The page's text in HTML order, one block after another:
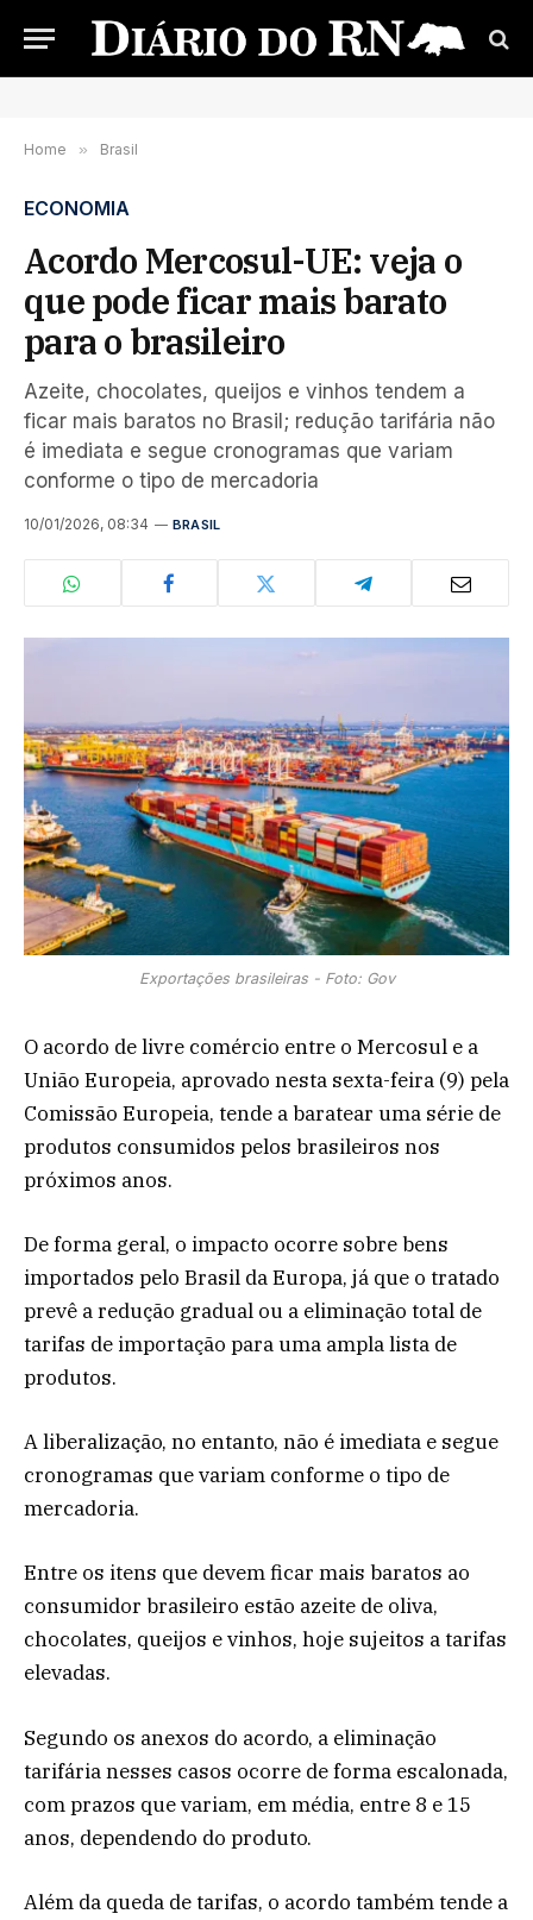
Home » Brasil
ECONOMIA
Acordo Mercosul-UE: veja o
que pode ficar mais barato
para o brasileiro
Azeite, chocolates, queijos e vinhos tendem a
ficar mais baratos no Brasil; redução tarifária não
é imediata e segue cronogramas que variam
conforme o tipo de mercadoria
10/01/2026, 08:34 BRASIL
Exportações brasileiras - Foto: Gov
O acordo de livre comércio entre o Mercosul e a
União Europeia, aprovado nesta sexta-feira (9) pela
Comissão Europeia, tende a baratear uma série de
produtos consumidos pelos brasileiros nos
próximos anos.
De forma geral, o impacto ocorre sobre bens
importados pelo Brasil da Europa, já que o tratado
prevê a redução gradual ou a eliminação total de
tarifas de importação para uma ampla lista de
produtos.
A liberalização, no entanto, não é imediata e segue
cronogramas que variam conforme o tipo de
mercadoria.
Entre os itens que devem ficar mais baratos ao
consumidor brasileiro estão azeite de oliva,
chocolates, queijos e vinhos, hoje sujeitos a tarifas
elevadas.
Segundo os anexos do acordo, a eliminação
tarifária nesses casos ocorre de forma escalonada,
com prazos que variam, em média, entre 8 e 15
anos, dependendo do produto.
Além da queda de tarifas, o acordo também tende a